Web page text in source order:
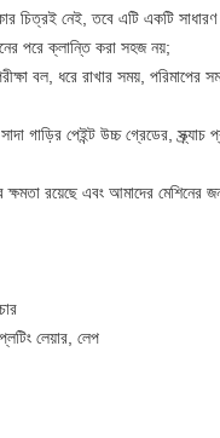
চিত্রই নেই, তবে এটি একটি
পরে ক্লান্তি করা সহজ নয়;
বল, ধরে রাখার সময়, পরিমাপের
গাড়ির পেইন্ট উচ্চ গ্রেডের, স্ক্র্যাচ
রয়েছে এবং আমাদের মেশিনের
লেয়ার, লেপ